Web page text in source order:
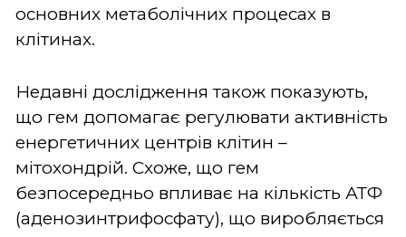
основних метаболічних процесах в
клітинах.
Недавні дослідження також показують,
що гем допомагає регулювати активність
енергетичних центрів клітин –
мітохондрій. Схоже, що гем
безпосередньо впливає на кількість АТФ
(аденозинтрифосфату), що виробляється